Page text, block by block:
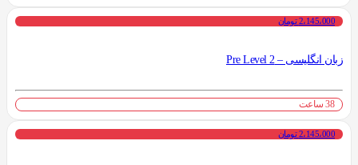
2،145،000 تومان
زبان انگلیسی – Pre Level 2
38 ساعت
2،145،000 تومان